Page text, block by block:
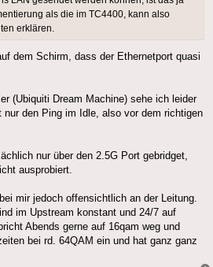
als die im TC4400, kann also
erklären.
dem Schirm, dass der Ethernetport quasi
(Ubiquiti Dream Machine) sehe ich leider
nur den Ping im Idle, also vor dem richtigen
nur über den 2.5G Port gebridget,
ausprobiert.
mir jedoch offensichtlich an der Leitung.
im Upstream konstant und 24/7 auf
Abends gerne auf 16qam weg und
bei rd. 64QAM ein und hat ganz ganz